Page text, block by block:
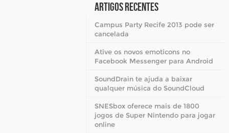
Artigos Recentes
Campus Party Recife 2013 pode ser
cancelada
Ative os novos emoticons no
Facebook Messenger para Android
SoundDrain te ajuda a baixar
qualquer música do SoundCloud
SNESbox oferece mais de 1800
jogos de Super Nintendo para jogar
online